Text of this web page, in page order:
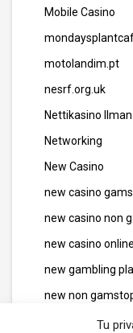
Tu
Mobile Casino
motolandim.pt
nesrf.org.uk
Nettikasino
Networking
New Casino
new casino
new casino non
new casino online
new gambling
new non